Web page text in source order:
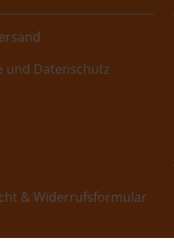
und Datenschutz
& Widerrufsformular